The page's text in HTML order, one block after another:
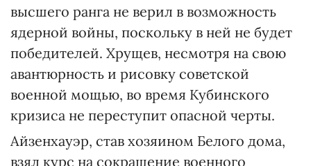
высшего ранга не верил в возможность
ядерной войны, поскольку в ней не будет
победителей. Хрущев, несмотря на свою
авантюрность и рисовку советской
военной мощью, во время Кубинского
кризиса не переступит опасной черты.
Айзенхауэр, став хозяином Белого дома,
взял курс на сокращение военного